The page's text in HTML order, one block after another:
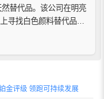
替代品。该公司在明亮
寻找白色颜料替代品的
金评级 领跑可持续发展